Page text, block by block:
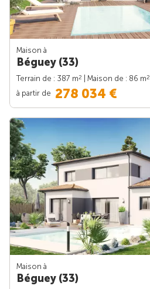
Maison à
Béguey (33)
Terrain de : 387 m2 | Maison de : 86 m2
à partir de 278 034 €
Maison à
Béguey (33)